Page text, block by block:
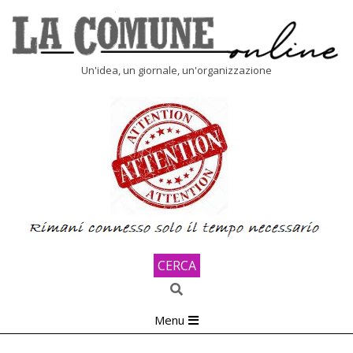
content
Un'idea, un giornale, un'organizzazione
CERCA
Search
Navigation
Menu